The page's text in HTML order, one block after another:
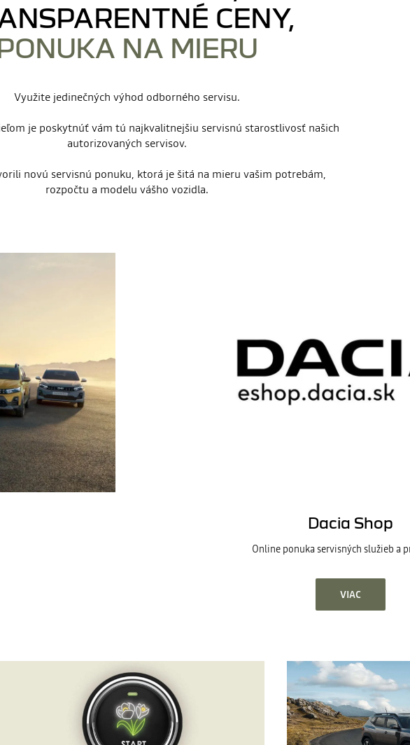
CENY,
NA MIERU
Využite jedinečných výhod odborného servisu.
je poskytnúť vám tú najkvalitnejšiu servisnú starostlivosť našich
autorizovaných servisov.
novú servisnú ponuku, ktorá je šitá na mieru vašim potrebám,
rozpočtu a modelu vášho vozidla.
Dacia Shop
Online ponuka servisných služieb a
VIAC